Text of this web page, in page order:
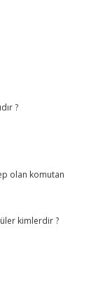
?
olan komutan
kimlerdir ?